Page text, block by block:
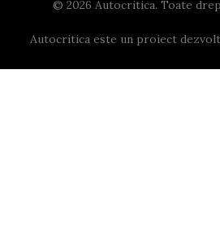
© 2026 Autocritica. Toate
Autocritica este un proiect